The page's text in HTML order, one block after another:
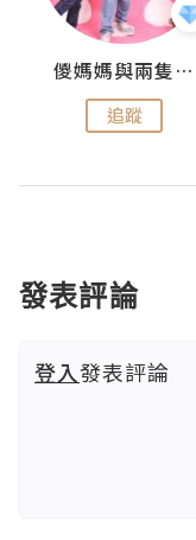
儍媽媽與兩隻小魔怪之家
追蹤
發表評論
登入發表評論